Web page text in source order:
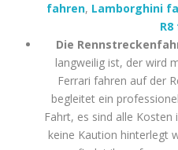
fahren, Lamborghini
Die
langweilig ist, der wird
Ferrari fahren auf der
begleitet ein
Fahrt, es sind alle
keine Kaution hinterlegt